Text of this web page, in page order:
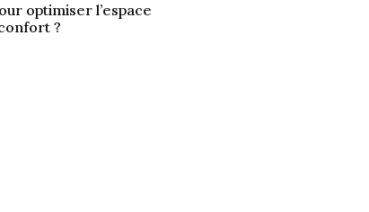
optimiser l’espace
?